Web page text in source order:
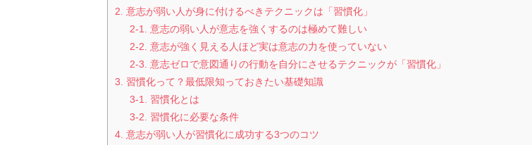
2. 意志が弱い人が身に付けるべきテクニックは「習慣化」
2-1. 意志の弱い人が意志を強くするのは極めて難しい
2-2. 意志が強く見える人ほど実は意志の力を使っていない
2-3. 意志ゼロで意図通りの行動を自分にさせるテクニックが「習慣化」
3. 習慣化って？最低限知っておきたい基礎知識
3-1. 習慣化とは
3-2. 習慣化に必要な条件
4. 意志が弱い人が習慣化に成功する3つのコツ